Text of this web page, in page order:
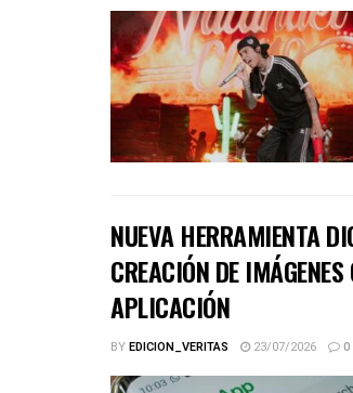
NUEVA HERRAMIENTA
CREACIÓN DE
APLICACIÓN
BYEDICION_VERITAS 23/07/2026 0